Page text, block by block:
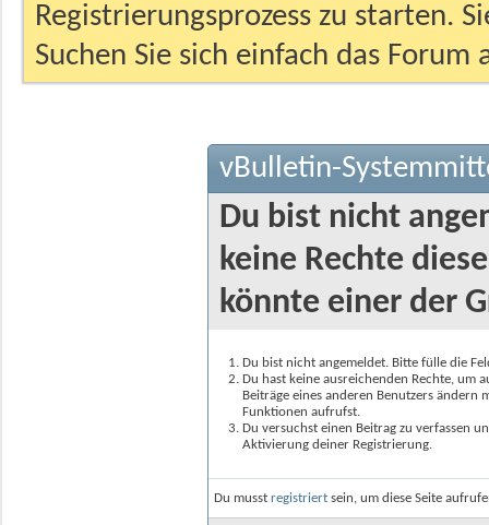
Registrierungsprozess zu starten.
Suchen Sie sich einfach das
vBulletin-
Du bist nicht
keine Rechte
könnte einer der
Du bist nicht angemeldet. Bitte fülle die
Du hast keine ausreichenden Rechte, um
Beiträge eines anderen Benutzers
Funktionen aufrufst.
Du versuchst einen Beitrag zu verfassen
Aktivierung deiner Registrierung.
Du musst registriert sein, um diese Seite